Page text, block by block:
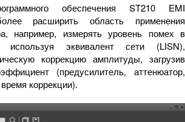
обеспечения ST210 EMI
расширить область применения
например, измерять уровень помех в
используя эквивалент сети (LISN),
коррекцию амплитуды, загрузив
(предусилитель, аттенюатор,
коррекции).